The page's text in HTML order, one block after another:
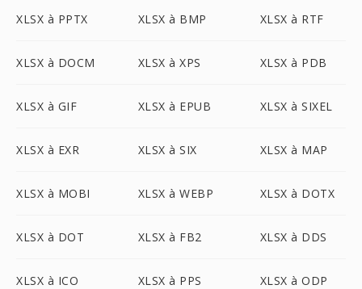
XLSX à PPTX XLSX à BMP XLSX à RTF
XLSX à DOCM XLSX à XPS XLSX à PDB
XLSX à GIF XLSX à EPUB XLSX à SIXEL
XLSX à EXR XLSX à SIX XLSX à MAP
XLSX à MOBI XLSX à WEBP XLSX à DOTX
XLSX à DOT XLSX à FB2 XLSX à DDS
XLSX à ICO XLSX à PPS XLSX à ODP